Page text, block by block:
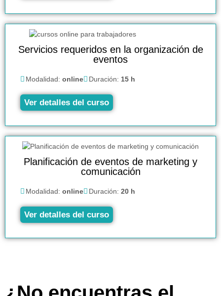
Servicios requeridos en la organización de
eventos
Modalidad: online Duración: 15 h
Ver detalles del curso
Planificación de eventos de marketing y
comunicación
Modalidad: online Duración: 20 h
Ver detalles del curso